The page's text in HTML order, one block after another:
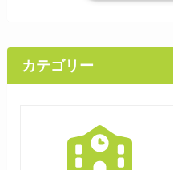
カテゴリー